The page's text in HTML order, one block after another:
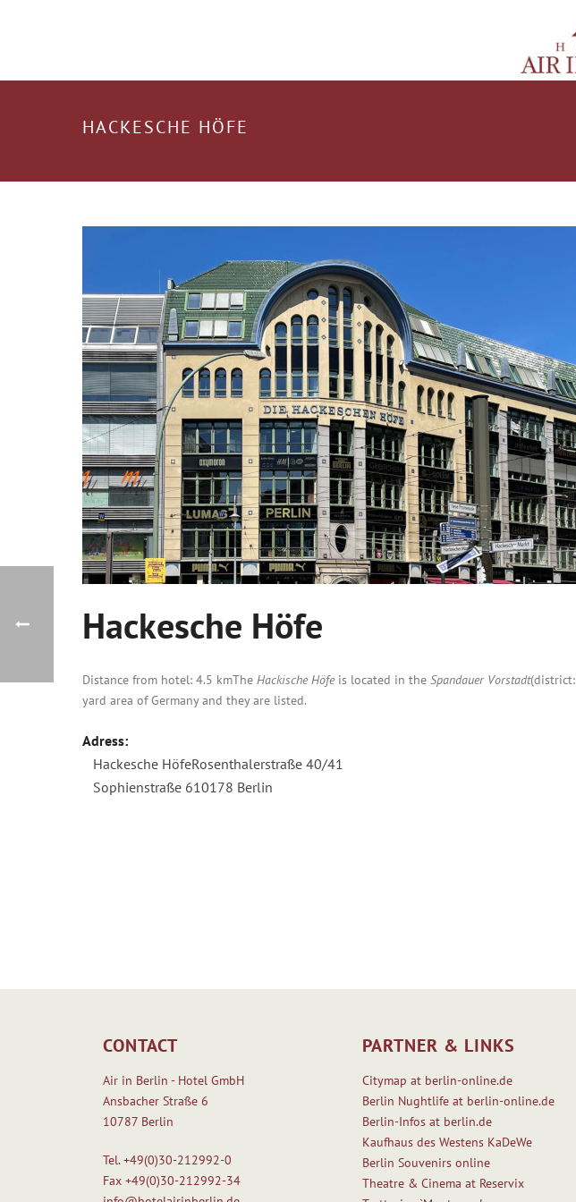
HACKESCHE HÖFE
Hackesche Höfe
Distance from hotel: 4.5 kmThe Hackische Höfe is located in the Spandauer Vorstadt(district:
yard area of Germany and they are listed.
Adress:
Hackesche HöfeRosenthalerstraße 40/41
Sophienstraße 610178 Berlin
CONTACT
Air in Berlin - Hotel GmbH
Ansbacher Straße 6
10787 Berlin
Tel.+49(0)30-212992-0
Fax+49(0)30-212992-34
PARTNER & LINKS
Citymap at berlin-online.de
Berlin Nughtlife at berlin-online.de
Berlin-Infos at berlin.de
Kaufhaus des Westens KaDeWe
Berlin Souvenirs online
Theatre & Cinema at Reservix